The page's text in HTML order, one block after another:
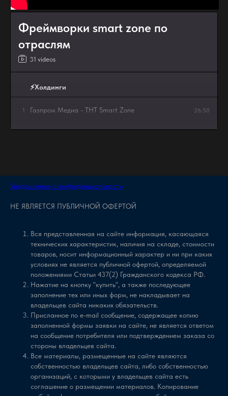
Фреймворки smart zone по
отраслям
31 videos
⚡Холдинги
1 Газпром Медиа - TНT Smart Zone 26:50
⚡Smart city - Город
Геленджик Арена
Воркаут как цифровой актив города 6:29
⚡Бизнес
7
influencer marketing - монетизация для блогеров
и брендов
2:47
Лейбл - Артист
для ТРЦ и других точек offline-продаж
Уведомление о конфиденциальности
НЕ ЯВЛЯЕТСЯ ПУБЛИЧНОЙ ОФЕРТОЙ
Вся представленная на сайте информация, касающаяся
технических характеристик, наличия на складе, стоимости
товаров, носит информационный характер и ни при каких
условиях не является публичной офертой, определяемой
положениями Статьи 437(2) Гражданского кодекса РФ.
Нажатие на кнопку "купить", а также последующее
заполнение тех или иных форм, не накладывает на
владельцев сайта никаких обязательств.
Присланное по e-mail сообщение, содержащее копию
заполненной формы заявки на сайте, не является ответом
на сообщение потребителя или подтверждением заказа со
стороны владельцев сайта.
Все материалы, размещенные на сайте являются
собственностью владельцев сайта, либо собственностью
организаций, с которыми у владельцев сайта есть
соглашение о размещении материалов. Копирование